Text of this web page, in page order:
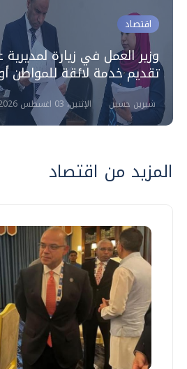
اقتصاد
وزير العمل في زيارة
تقديم خدمة لائقة للمواطن
شيرين حسين الإثنين، 03 اغسطس 2026 03:46 م
المزيد من اقتصاد